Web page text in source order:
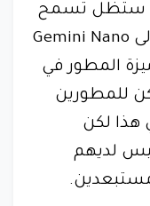
ستظل تسمح
لمستخدمي الهاتف بالوصول إلى Gemini Nano
المطور في
للمطورين
هذا لكن
لديهم